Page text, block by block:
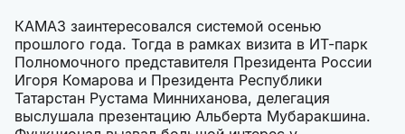
КАМАЗ заинтересовался системой осенью
прошлого года. Тогда в рамках визита в ИТ-парк
Полномочного представителя Президента России
Игоря Комарова и Президента Республики
Татарстан Рустама Минниханова, делегация
выслушала презентацию Альберта Мубаракшина.